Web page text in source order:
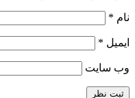
نام *
ایمیل *
وب‌ سایت